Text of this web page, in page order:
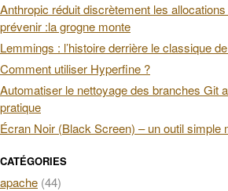
Anthropic réduit discrètement les
prévenir :la grogne monte
Lemmings : l’histoire derrière le classique
Comment utiliser Hyperfine ?
Automatiser le nettoyage des branches Git
pratique
Écran Noir (Black Screen) – un outil simple
CATÉGORIES
apache (44)